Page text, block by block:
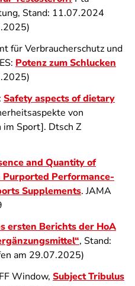
Stand: 11.07.2024
für Verbraucherschutz und
Potenz zum Schlucken
Safety aspects of dietary
von
Sport]. Dtsch Z
and Quantity of
Performance-
Supplements. JAMA
ersten Berichts der HoA
, Stand:
am 29.07.2025)
Window, Subject Tribulus